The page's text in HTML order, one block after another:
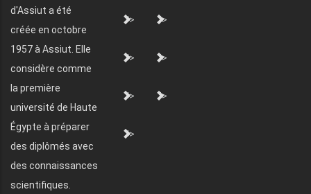
d'Assiut a été
créée en octobre
1957 à Assiut. Elle
considère comme
la première
université de Haute
Égypte à préparer
des diplômés avec
des connaissances
scientifiques.
"> ">
"> ">
"> ">
">